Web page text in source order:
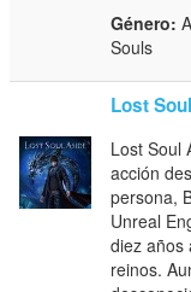
Género:
Souls
Lost
Lost Soul
acción
persona,
Unreal
diez años
reinos.